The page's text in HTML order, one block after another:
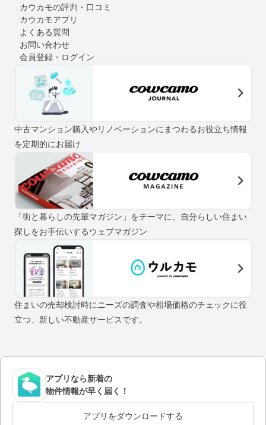
カウカモの評判・口コミ
カウカモアプリ
よくある質問
お問い合わせ
会員登録・ログイン
中古マンション購入やリノベーションにまつわるお役立ち情報
を定期的にお届け
「街と暮らしの先輩マガジン」をテーマに、自分らしい住まい
探しをお手伝いするウェブマガジン
住まいの売却検討時にニーズの調査や相場価格のチェックに役
立つ、新しい不動産サービスです。
アプリなら新着の
物件情報が早く届く！
アプリをダウンロードする